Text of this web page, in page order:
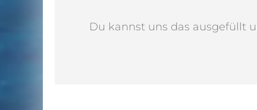
Du kannst uns das ausgefüllt